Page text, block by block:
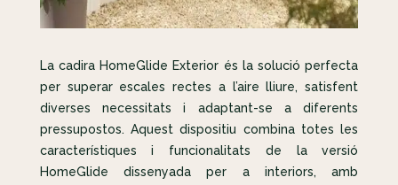
La cadira HomeGlide Exterior és la solució perfecta
per superar escales rectes a l’aire lliure, satisfent
diverses necessitats i adaptant-se a diferents
pressupostos. Aquest dispositiu combina totes les
característiques i funcionalitats de la versió
HomeGlide dissenyada per a interiors, amb